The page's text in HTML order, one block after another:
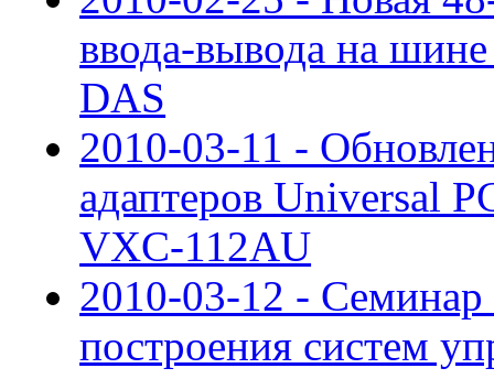
ввода-вывода на
DAS
2010-03-11 -
адаптеров Universal
VXC-112AU
2010-03-12 - Семинар
построения систем